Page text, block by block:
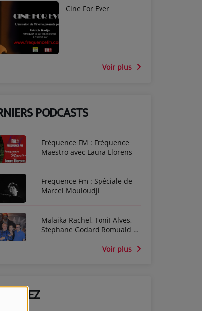
Cine For Ever
Voir plus
PODCASTS
Fréquence FM : Fréquence
Maestro avec Laura Llorens
Fréquence Fm : Spéciale de
Marcel Mouloudji
Malaika Rachel, ToniI Alves,
Stephane Godard Romuald et
dans l'émission Cine For Ever
Voir plus